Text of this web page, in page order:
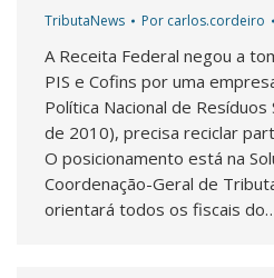
TributaNews Por carlos.cordeiro
A Receita Federal negou a
PIS e Cofins por uma
Política Nacional de Resíduos
de 2010), precisa reciclar
O posicionamento está na
Coordenação-Geral de
orientará todos os fiscais